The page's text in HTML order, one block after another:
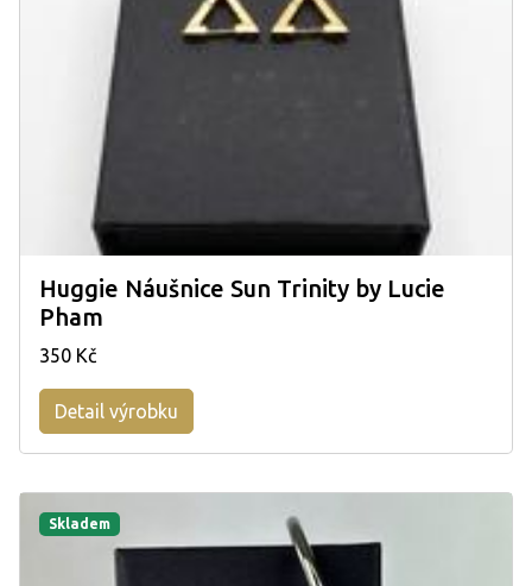
Huggie Náušnice Sun Trinity by Lucie
Pham
350 Kč
Detail výrobku
Skladem